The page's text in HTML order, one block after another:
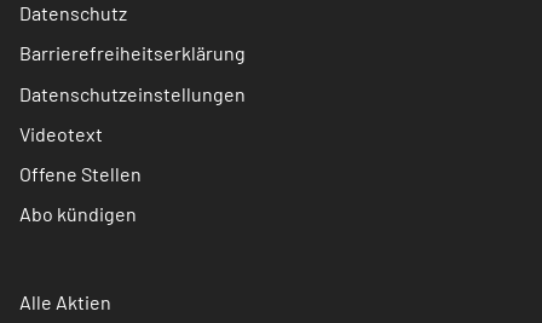
Datenschutz
Barrierefreiheitserklärung
Datenschutzeinstellungen
Videotext
Offene Stellen
Abo kündigen
Alle Aktien